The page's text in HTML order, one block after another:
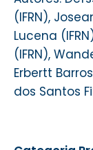
(IFRN),
Lucena (
(IFRN),
Erbertt
dos Santos